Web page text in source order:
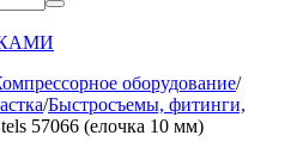
оборудование/
/Быстросъемы, фитинги,
57066 (елочка 10 мм)